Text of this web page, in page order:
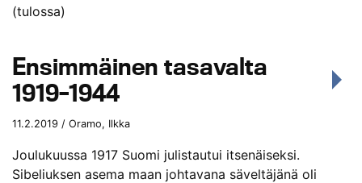
(tulossa)
Ensimmäinen tasavalta
1919–1944
11.2.2019 / Oramo, Ilkka
Joulukuussa 1917 Suomi julistautui itsenäiseksi.
Sibeliuksen asema maan johtavana säveltäjänä oli